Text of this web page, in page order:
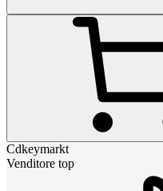
Cdkeymarkt
Venditore top